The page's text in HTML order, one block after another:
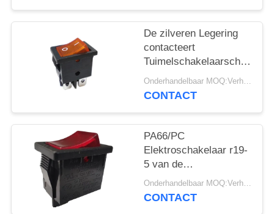
De zilveren Legering
contacteert
Tuimelschakelaarschakelaar
r19-6 12A/21A 125V
AC UL CUL VDE
Onderhandelbaar MOQ:Verhandelbaar
CONTACT
PA66/PC
Elektroschakelaar r19-
5 van de
Gemakkelijk
Onderhandelbaar MOQ:Verhandelbaar
CONTACT